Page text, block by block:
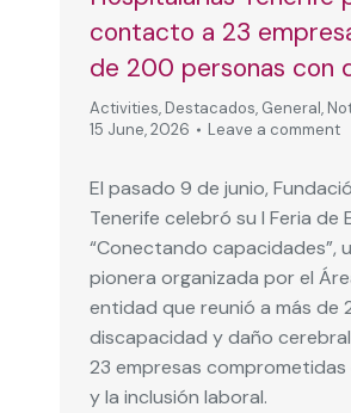
contacto a 23
de 200 personas con
Activities, Destacados, General,
15 June, 2026
Leave a comment
El pasado 9 de junio,
Tenerife celebró su I Feria de
“Conectando capacidades”,
pionera organizada por el
entidad que reunió a más de
discapacidad y daño
23 empresas
y la inclusión laboral.